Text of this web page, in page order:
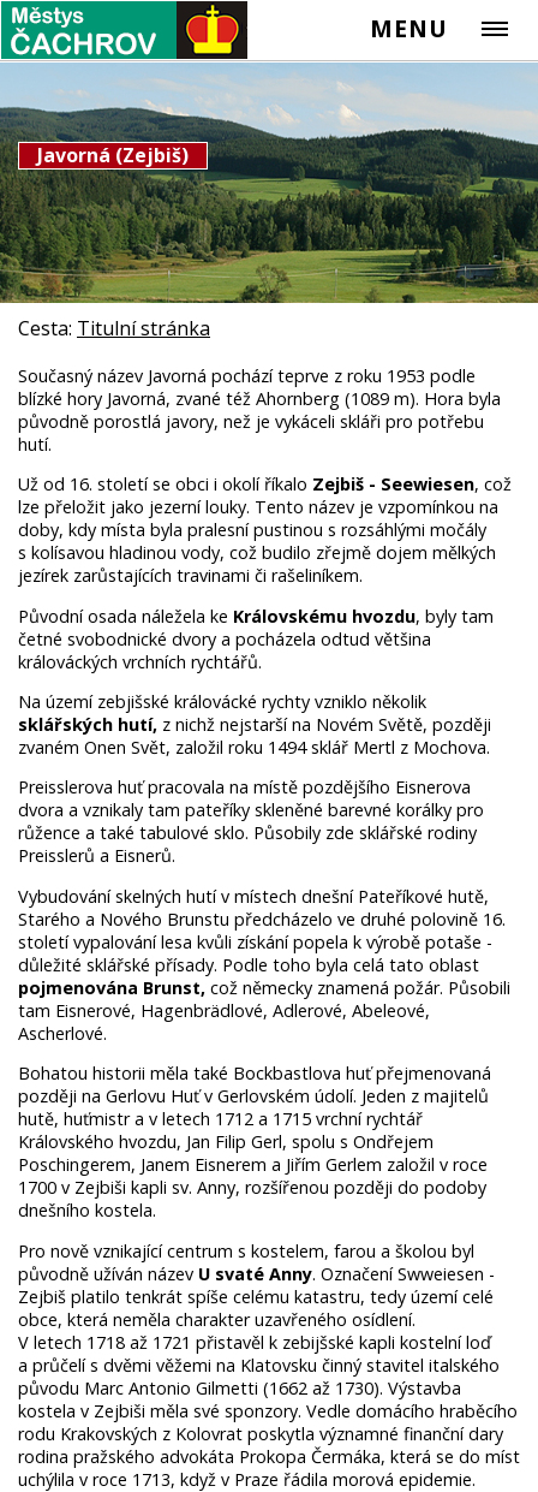
MENU
Javorná (Zejbiš)
Cesta: Titulní stránka
Současný název Javorná pochází teprve z roku 1953 podle
blízké hory Javorná, zvané též Ahornberg (1089 m). Hora byla
původně porostlá javory, než je vykáceli skláři pro potřebu
hutí.
Už od 16. století se obci i okolí říkalo Zejbiš - Seewiesen, což
lze přeložit jako jezerní louky. Tento název je vzpomínkou na
doby, kdy místa byla pralesní pustinou s rozsáhlými močály
s kolísavou hladinou vody, což budilo zřejmě dojem mělkých
jezírek zarůstajících travinami či rašeliníkem.
Původní osada náležela ke Královskému hvozdu, byly tam
četné svobodnické dvory a pocházela odtud většina
králováckých vrchních rychtářů.
Na území zebjišské královácké rychty vzniklo několik
sklářských hutí, z nichž nejstarší na Novém Světě, později
zvaném Onen Svět, založil roku 1494 sklář Mertl z Mochova.
Preisslerova huť pracovala na místě pozdějšího Eisnerova
dvora a vznikaly tam pateříky skleněné barevné korálky pro
růžence a také tabulové sklo. Působily zde sklářské rodiny
Preisslerů a Eisnerů.
Vybudování skelných hutí v místech dnešní Pateříkové hutě,
Starého a Nového Brunstu předcházelo ve druhé polovině 16.
století vypalování lesa kvůli získání popela k výrobě potaše -
důležité sklářské přísady. Podle toho byla celá tato oblast
pojmenována Brunst, což německy znamená požár. Působili
tam Eisnerové, Hagenbrädlové, Adlerové, Abeleové,
Ascherlové.
Bohatou historii měla také Bockbastlova huť přejmenovaná
později na Gerlovu Huť v Gerlovském údolí. Jeden z majitelů
hutě, huťmistr a v letech 1712 a 1715 vrchní rychtář
Královského hvozdu, Jan Filip Gerl, spolu s Ondřejem
Poschingerem, Janem Eisnerem a Jiřím Gerlem založil v roce
1700 v Zejbiši kapli sv. Anny, rozšířenou později do podoby
dnešního kostela.
Pro nově vznikající centrum s kostelem, farou a školou byl
původně užíván název U svaté Anny. Označení Swweiesen -
Zejbiš platilo tenkrát spíše celému katastru, tedy území celé
obce, která neměla charakter uzavřeného osídlení.
V letech 1718 až 1721 přistavěl k zebijšské kapli kostelní loď
a průčelí s dvěmi věžemi na Klatovsku činný stavitel italského
původu Marc Antonio Gilmetti (1662 až 1730). Výstavba
kostela v Zejbiši měla své sponzory. Vedle domácího hraběcího
rodu Krakovských z Kolovrat poskytla významné finanční dary
rodina pražského advokáta Prokopa Čermáka, která se do míst
uchýlila v roce 1713, když v Praze řádila morová epidemie.